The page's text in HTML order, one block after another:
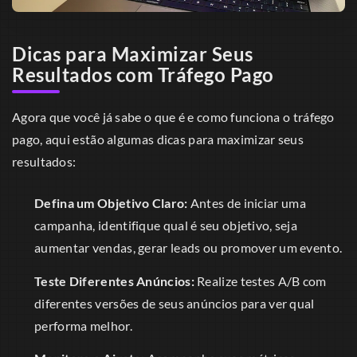
Dicas para Maximizar Seus
Resultados com Tráfego Pago
Agora que você já sabe o que é e como funciona o tráfego
pago, aqui estão algumas dicas para maximizar seus
resultados:
Defina um Objetivo Claro: Antes de iniciar uma
campanha, identifique qual é seu objetivo, seja
aumentar vendas, gerar leads ou promover um evento.
Teste Diferentes Anúncios:Realize testes A/B com
diferentes versões de seus anúncios para ver qual
performa melhor.